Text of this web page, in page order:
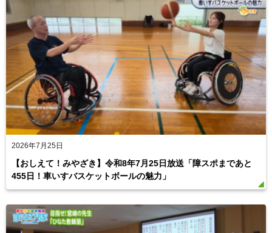
2026年7月25日
【おしえて！みやざき】令和8年7月25日放送「障スポまであと
455日！車いすバスケットボールの魅力」